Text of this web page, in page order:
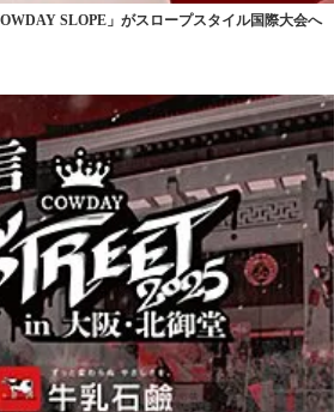
SLOPE」がスロープスタイル国際大会へ